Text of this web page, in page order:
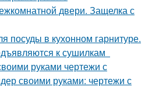
двери. Защелка с
посуды в кухонном гарнитуре.
к сушилкам
руками чертежи с
своими руками: чертежи с